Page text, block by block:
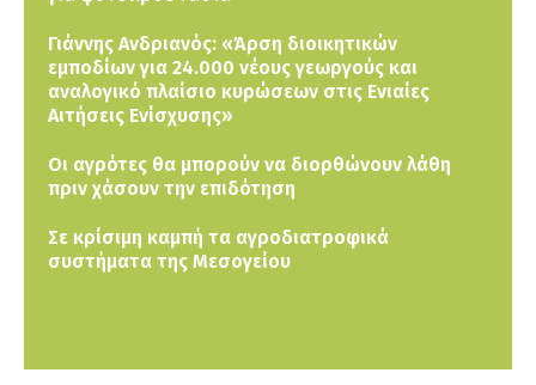
Γιάννης Ανδριανός: «Άρση διοικητικών
εμποδίων για 24.000 νέους γεωργούς και
αναλογικό πλαίσιο κυρώσεων στις Ενιαίες
Αιτήσεις Ενίσχυσης»
Οι αγρότες θα μπορούν να διορθώνουν λάθη
πριν χάσουν την επιδότηση
Σε κρίσιμη καμπή τα αγροδιατροφικά
συστήματα της Μεσογείου